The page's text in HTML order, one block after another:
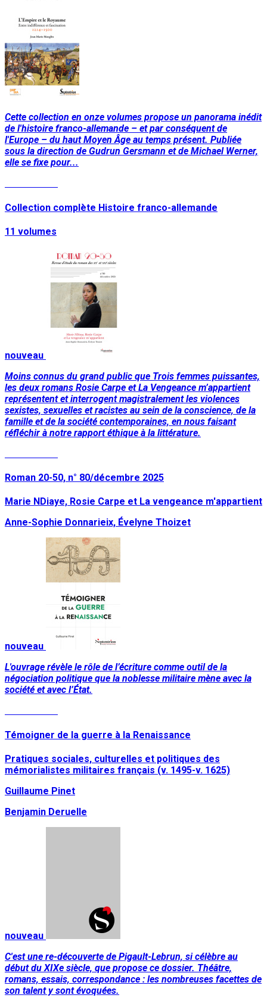
Cette collection en onze volumes propose un panorama inédit
de l'histoire franco-allemande – et par conséquent de
l'Europe – du haut Moyen Âge au temps présent. Publiée
sous la direction de Gudrun Gersmann et de Michael Werner,
elle se fixe pour...
Collection complète Histoire franco-allemande
11 volumes
nouveau
Moins connus du grand public que Trois femmes puissantes,
les deux romans Rosie Carpe et La Vengeance m’appartient
représentent et interrogent magistralement les violences
sexistes, sexuelles et racistes au sein de la conscience, de la
famille et de la société contemporaines, en nous faisant
réfléchir à notre rapport éthique à la littérature.
Roman 20-50, n° 80/décembre 2025
Marie NDiaye, Rosie Carpe et La vengeance m'appartient
Anne-Sophie Donnarieix, Évelyne Thoizet
nouveau
L'ouvrage révèle le rôle de l’écriture comme outil de la
négociation politique que la noblesse militaire mène avec la
société et avec l’État.
Témoigner de la guerre à la Renaissance
Pratiques sociales, culturelles et politiques des
mémorialistes militaires français (v. 1495-v. 1625)
Guillaume Pinet
Benjamin Deruelle
nouveau
C'est une re-découverte de Pigault-Lebrun, si célèbre au
début du XIXe siècle, que propose ce dossier. Théâtre,
romans, essais, correspondance : les nombreuses facettes de
son talent y sont évoquées.